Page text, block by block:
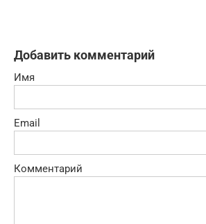
Добавить комментарий
Имя
Email
Комментарий